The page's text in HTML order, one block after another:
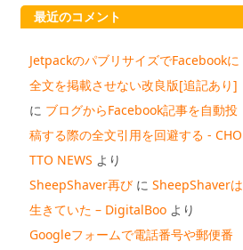
最近のコメント
JetpackのパブリサイズでFacebookに
全文を掲載させない改良版[追記あり]
に ブログからFacebook記事を自動投
稿する際の全文引用を回避する - CHO
TTO NEWS より
SheepShaver再び に SheepShaverは
生きていた – DigitalBoo より
Googleフォームで電話番号や郵便番